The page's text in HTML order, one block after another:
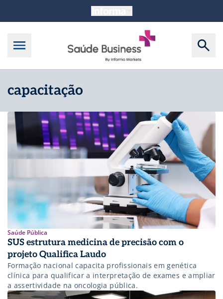
capacitação
Saúde Pública
SUS estrutura medicina de precisão com o
projeto Qualifica Laudo
Formação nacional capacita profissionais em genética
clínica para qualificar a interpretação de exames e ampliar
a assertividade na oncologia pública.